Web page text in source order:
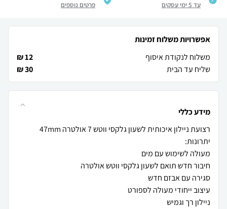
עד 5 ימי עסקים
פרטים נוספים
אפשרויות משלוח זמינות
משלוח לנקודת איסוף
12 ₪
שליח עד הבית
30 ₪
מידע כללי